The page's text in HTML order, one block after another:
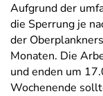
Aufgrund der
die Sperrung je
der
Monaten. Die
und enden um
Wochenende